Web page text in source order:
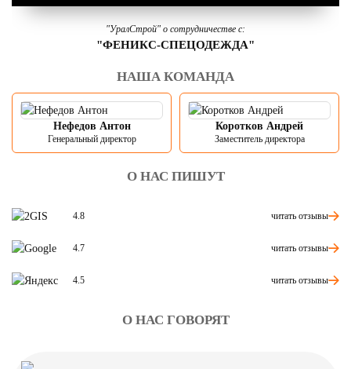
"УралСтрой" о сотрудничестве с:
"ФЕНИКС-СПЕЦОДЕЖДА"
НАША КОМАНДА
Нефедов Антон
Генеральный директор
Коротков Андрей
Заместитель директора
О НАС ПИШУТ
4.8 читать отзывы
4.7 читать отзывы
4.5 читать отзывы
О НАС ГОВОРЯТ